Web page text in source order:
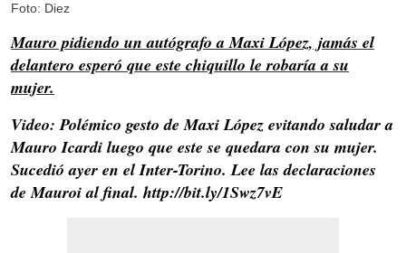
Foto: Diez
Mauro pidiendo un autógrafo a Maxi López, jamás el
delantero esperó que este chiquillo le robaría a su
mujer.
Video: Polémico gesto de Maxi López evitando saludar a
Mauro Icardi luego que este se quedara con su mujer.
Sucedió ayer en el Inter-Torino. Lee las declaraciones
de Mauroi al final. http://bit.ly/1Swz7vE